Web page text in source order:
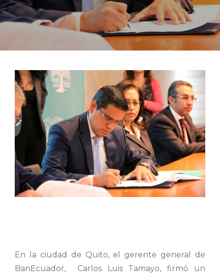
En la ciudad de Quito, el gerente general de
BanEcuador, Carlos Luis Tamayo, firmó un